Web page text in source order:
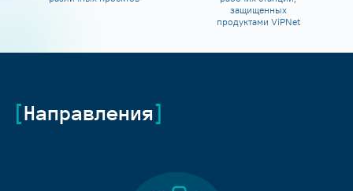
защищенных
продуктами ViPNet
Направления